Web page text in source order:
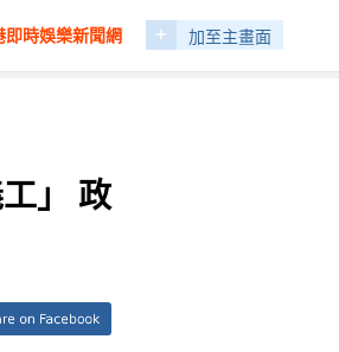
即時娛樂新聞網 + 加至主畫面
」 政